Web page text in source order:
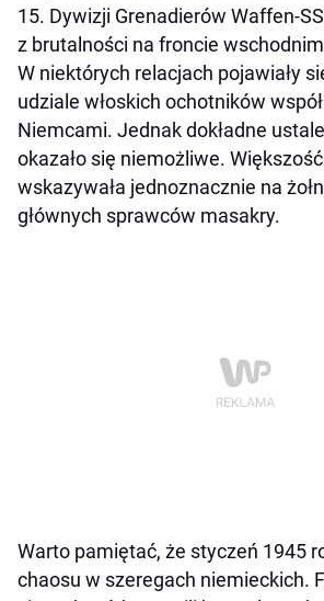
15. Dywizji Grenadierów Waffen-
z brutalności na froncie
W niektórych relacjach pojawiały
udziale włoskich ochotników
Niemcami. Jednak dokładne
okazało się niemożliwe.
wskazywała jednoznacznie na
głównych sprawców masakry.
Warto pamiętać, że styczeń 1945
chaosu w szeregach niemieckich.